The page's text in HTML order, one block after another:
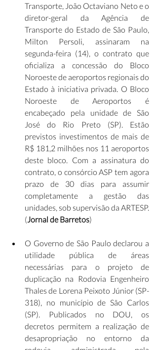
Transporte, João Octaviano Neto e o
diretor-geral da Agência de
Transporte do Estado de São Paulo,
Milton Persoli, assinaram na
segunda-feira (14), o contrato que
oficializa a concessão do Bloco
Noroeste de aeroportos regionais do
Estado à iniciativa privada. O Bloco
Noroeste de Aeroportos é
encabeçado pela unidade de São
José do Rio Preto (SP). Estão
previstos investimentos de mais de
R$ 181,2 milhões nos 11 aeroportos
deste bloco. Com a assinatura do
contrato, o consórcio ASP tem agora
prazo de 30 dias para assumir
completamente a gestão das
unidades, sob supervisão da ARTESP.
(Jornal de Barretos)
O Governo de São Paulo declarou a
utilidade pública de áreas
necessárias para o projeto de
duplicação na Rodovia Engenheiro
Thales de Lorena Peixoto Júnior (SP-
318), no município de São Carlos
(SP). Publicados no DOU, os
decretos permitem a realização de
desapropriação no entorno da